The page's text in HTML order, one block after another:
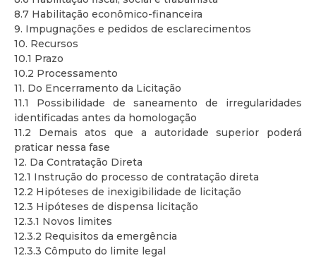
8.7 Habilitação econômico-financeira
9. Impugnações e pedidos de esclarecimentos
10. Recursos
10.1 Prazo
10.2 Processamento
11. Do Encerramento da Licitação
11.1 Possibilidade de saneamento de irregularidades
identificadas antes da homologação
11.2 Demais atos que a autoridade superior poderá
praticar nessa fase
12. Da Contratação Direta
12.1 Instrução do processo de contratação direta
12.2 Hipóteses de inexigibilidade de licitação
12.3 Hipóteses de dispensa licitação
12.3.1 Novos limites
12.3.2 Requisitos da emergência
12.3.3 Cômputo do limite legal